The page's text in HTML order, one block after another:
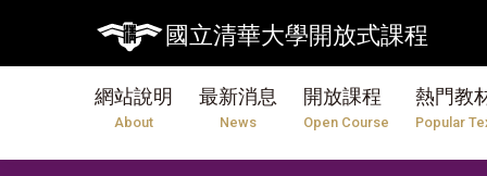
國立清華大學開放式課程
網站說明
About
最新消息
News
開放課程
Open Course
熱門教
Popular